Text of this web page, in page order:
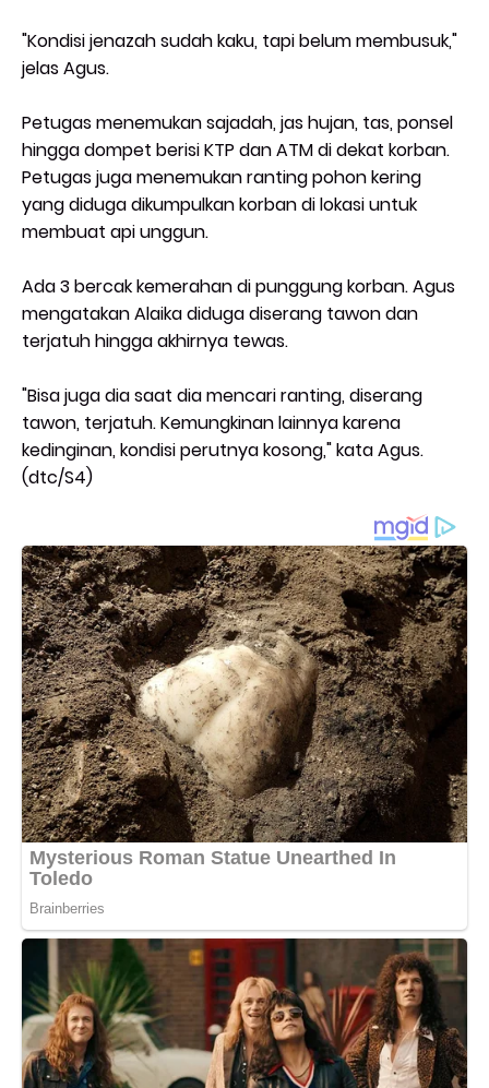
"Kondisi jenazah sudah kaku, tapi belum membusuk,"
jelas Agus.
Petugas menemukan sajadah, jas hujan, tas, ponsel
hingga dompet berisi KTP dan ATM di dekat korban.
Petugas juga menemukan ranting pohon kering
yang diduga dikumpulkan korban di lokasi untuk
membuat api unggun.
Ada 3 bercak kemerahan di punggung korban. Agus
mengatakan Alaika diduga diserang tawon dan
terjatuh hingga akhirnya tewas.
"Bisa juga dia saat dia mencari ranting, diserang
tawon, terjatuh. Kemungkinan lainnya karena
kedinginan, kondisi perutnya kosong," kata Agus.
(dtc/S4)